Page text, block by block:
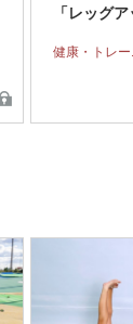
「レッグ
健康・トレ